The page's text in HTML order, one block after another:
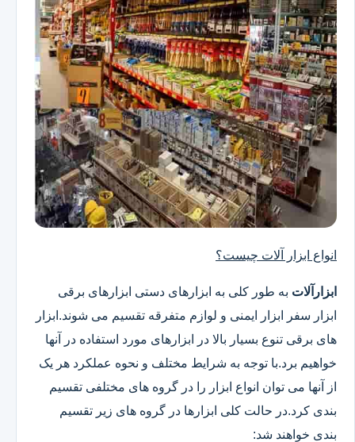
انواع ابزار آلات چیست؟
ابزارآلات به طور کلی به ابزارهای دستی ابزارهای برقی
ابزار سفر ابزار ایمنی و لوازم متفرقه تقسیم می شوند.ابزار
های برقی تنوع بسیار بالا در ابزارهای مورد استفاده در آنها
خواهیم برد.با توجه به شرایط مختلف و نحوه عملکرد هر یک
از آنها می توان انواع ابزار را در گروه های مختلفی تقسیم
بندی کرد.در حالت کلی ابزارها در گروه های زیر تقسیم
بندی خواهند شد: